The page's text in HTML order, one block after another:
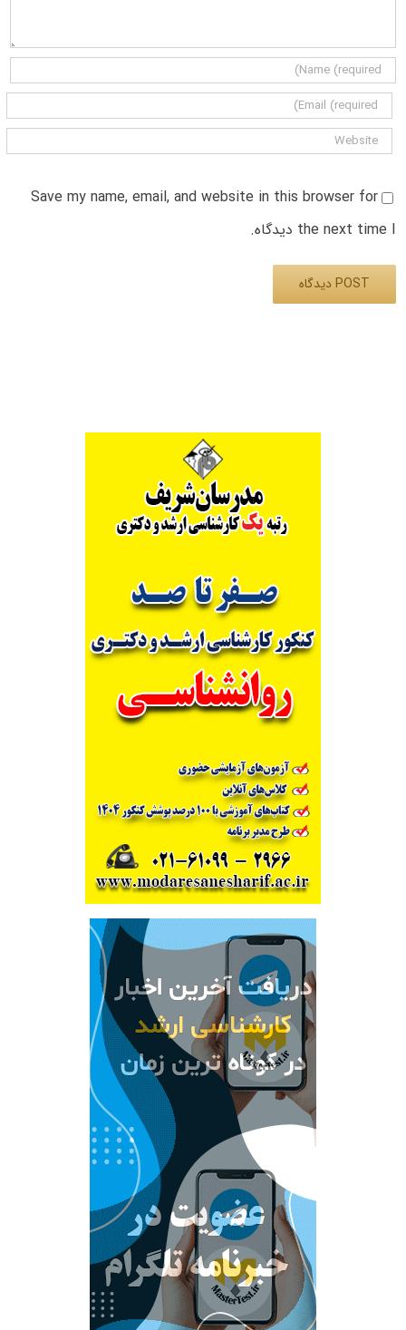
Save my name, email, and website in this browser for
the next time I دیدگاه.